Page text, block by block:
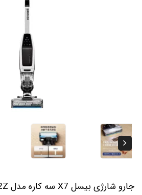
جارو شارژی بیسل X7 سه کاره مدل X7 2832Z